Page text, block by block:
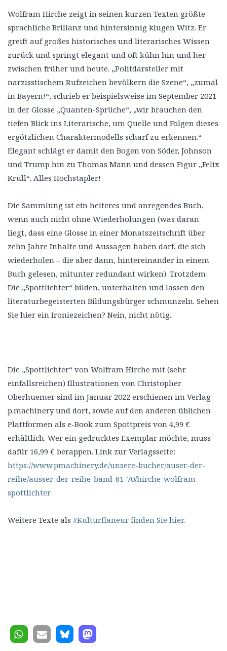
Wolfram Hirche zeigt in seinen kurzen Texten größte
sprachliche Brillanz und hintersinnig klugen Witz. Er
greift auf großes historisches und literarisches Wissen
zurück und springt elegant und oft kühn hin und her
zwischen früher und heute. „Politdarsteller mit
narzisstischem Rufzeichen bevölkern die Szene“, „zumal
in Bayern!“, schrieb er beispielsweise im September 2021
in der Glosse „Quanten-Sprüche“, „wir brauchen den
tiefen Blick ins Literarische, um Quelle und Folgen dieses
ergötzlichen Charaktermodells scharf zu erkennen.“
Elegant schlägt er damit den Bogen von Söder, Johnson
und Trump hin zu Thomas Mann und dessen Figur „Felix
Krull“. Alles Hochstapler!
Die Sammlung ist ein heiteres und anregendes Buch,
wenn auch nicht ohne Wiederholungen (was daran
liegt, dass eine Glosse in einer Monatszeitschrift über
zehn Jahre Inhalte und Aussagen haben darf, die sich
wiederholen – die aber dann, hintereinander in einem
Buch gelesen, mitunter redundant wirken). Trotzdem:
Die „Spottlichter“ bilden, unterhalten und lassen den
literaturbegeisterten Bildungsbürger schmunzeln. Sehen
Sie hier ein Ironiezeichen? Nein, nicht nötig.
Die „Spottlichter“ von Wolfram Hirche mit (sehr
einfallsreichen) Illustrationen von Christopher
Oberhuemer sind im Januar 2022 erschienen im Verlag
p.machinery und dort, sowie auf den anderen üblichen
Plattformen als e-Book zum Spottpreis von 4,99 €
erhältlich. Wer ein gedrucktes Exemplar möchte, muss
dafür 16,99 € berappen. Link zur Verlagsseite:
https://www.pmachinery.de/unsere-bucher/auser-der-
reihe/ausser-der-reihe-band-61-70/hirche-wolfram-
spottlichter
Weitere Texte als #Kulturflaneur finden Sie hier.